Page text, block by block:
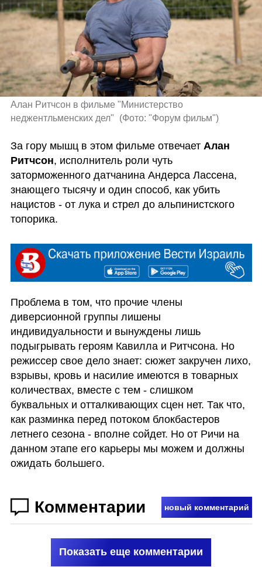
Алан Ритчсон в фильме "Министерство
неджентльменских дел"
(Фото: "Форум фильм")
За гору мышц в этом фильме отвечает Алан
Ритчсон, исполнитель роли чуть
заторможенного датчанина Андерса Лассена,
знающего тысячу и один способ, как убить
нацистов - от лука и стрел до альпинистского
топорика.
Проблема в том, что прочие члены
диверсионной группы лишены
индивидуальности и вынуждены лишь
подыгрывать героям Кавилла и Ритчсона. Но
режиссер свое дело знает: сюжет закручен лихо,
взрывы, кровь и насилие имеются в товарных
количествах, вместе с тем - слишком
буквальных и отталкивающих сцен нет. Так что,
как разминка перед потоком блокбастеров
летнего сезона - вполне сойдет. Но от Ричи на
данном этапе его карьеры мы можем и должны
ожидать большего.
Комментарии новый комментарий
Показать еще комментарии